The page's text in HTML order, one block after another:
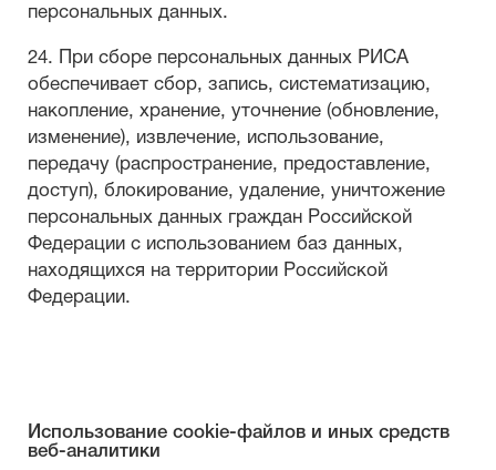
персональных данных.
24. При сборе персональных данных РИСА
обеспечивает сбор, запись, систематизацию,
накопление, хранение, уточнение (обновление,
изменение), извлечение, использование,
передачу (распространение, предоставление,
доступ), блокирование, удаление, уничтожение
персональных данных граждан Российской
Федерации с использованием баз данных,
находящихся на территории Российской
Федерации.
Использование cookie-файлов и иных средств
веб-аналитики